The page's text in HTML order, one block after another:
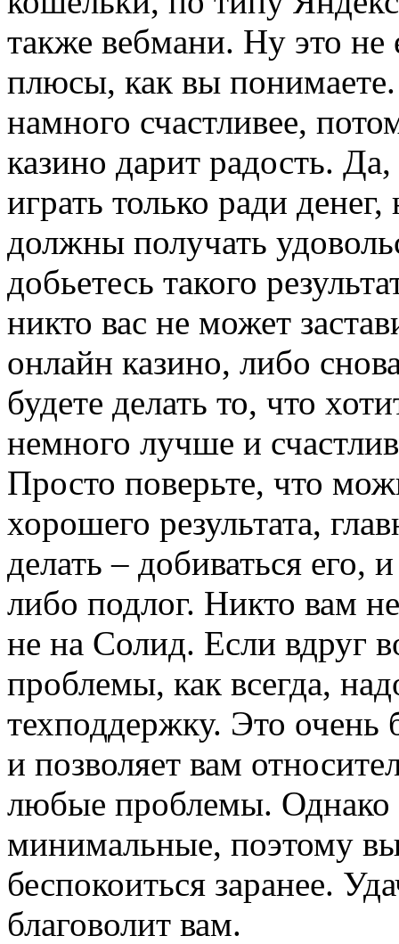
также вебмани. Ну это не
плюсы, как вы
намного счастливее,
казино дарит радость.
играть только ради
должны получать
добьетесь такого
никто вас не может
онлайн казино, либо
будете делать то, что
немного лучше и
Просто поверьте, что
хорошего результата,
делать – добиваться его,
либо подлог. Никто вам
не на Солид. Если вдруг
проблемы, как всегда,
техподдержку. Это очень
и позволяет вам
любые проблемы. Однако
минимальные, поэтому
беспокоиться заранее.
благоволит вам.